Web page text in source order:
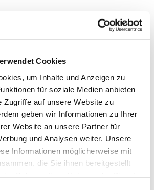
Cookies
um Inhalte und Anzeigen zu
für soziale Medien anbieten
Zugriffe auf unsere Website zu
geben wir Informationen zu Ihrer
Website an unsere Partner für
und Analysen weiter. Unsere
Informationen möglicherweise mit
die Sie ihnen bereitgestellt